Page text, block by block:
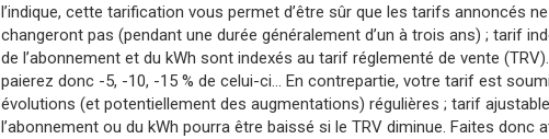
l’indique, cette tarification vous permet d’être sûr que les tarifs annoncés ne
changeront pas (pendant une durée généralement d’un à trois ans) ; tarif
de l’abonnement et du kWh sont indexés au tarif réglementé de vente
paierez donc -5, -10, -15 % de celui-ci… En contrepartie, votre tarif est
évolutions (et potentiellement des augmentations) régulières ; tarif
l’abonnement ou du kWh pourra être baissé si le TRV diminue. Faites donc